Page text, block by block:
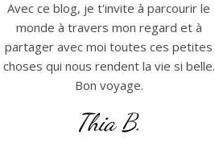
Avec ce blog, je t'invite à parcourir le
monde à travers mon regard et à
partager avec moi toutes ces petites
choses qui nous rendent la vie si belle.
Bon voyage.
Thia B.